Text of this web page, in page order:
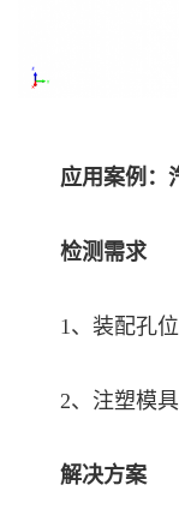
应用案例：汽
检测需求
1、装配孔位
2、注塑模具
解决方案